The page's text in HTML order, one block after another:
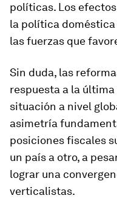
políticas. Los
la política
las fuerzas que
Sin duda, las
respuesta a la
situación a nivel
asimetría
posiciones fiscales
un país a otro, a
lograr una
verticalistas.